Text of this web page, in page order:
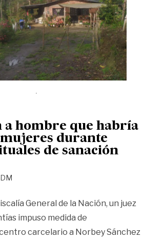
a hombre que habría
mujeres durante
de sanación
General de la Nación, un juez
impuso medida de
carcelario a Norbey Sánchez